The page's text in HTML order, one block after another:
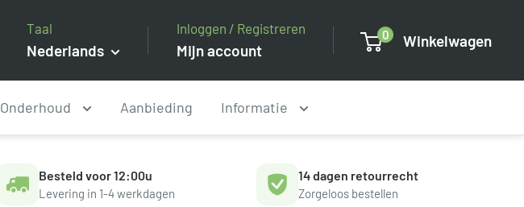
Taal
Nederlands
Inloggen / Registreren
Mijn account
0 Winkelwagen
Onderhoud Aanbieding Informatie
Besteld voor 12:00u
Levering in 1-4 werkdagen
14 dagen retourrecht
Zorgeloos bestellen